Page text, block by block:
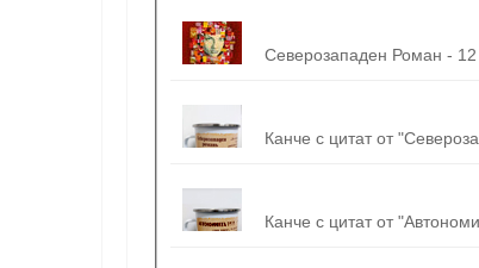
Канче с цитат от
Канче с цитат от